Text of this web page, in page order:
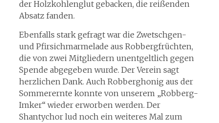
der Holzkohlenglut gebacken, die reißenden
Absatz fanden.
Ebenfalls stark gefragt war die Zwetschgen-
und Pfirsichmarmelade aus Robbergfrüchten,
die von zwei Mitgliedern unentgeltlich gegen
Spende abgegeben wurde. Der Verein sagt
herzlichen Dank. Auch Robberghonig aus der
Sommerernte konnte von unserem „Robberg-
Imker“ wieder erworben werden. Der
Shantychor lud noch ein weiteres Mal zum